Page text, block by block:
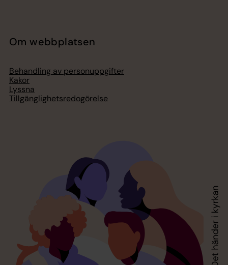
Om webbplatsen
Behandling av personuppgifter
Kakor
Lyssna
Tillgänglighetsredogörelse